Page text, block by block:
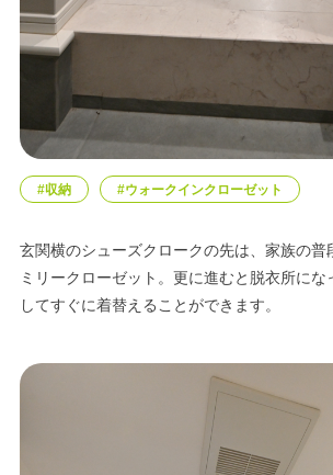
#収納 #ウォークインクローゼット
玄関横のシューズクロークの先は、家族の普
ミリークローゼット。更に進むと脱衣所に
してすぐに着替えることができます。